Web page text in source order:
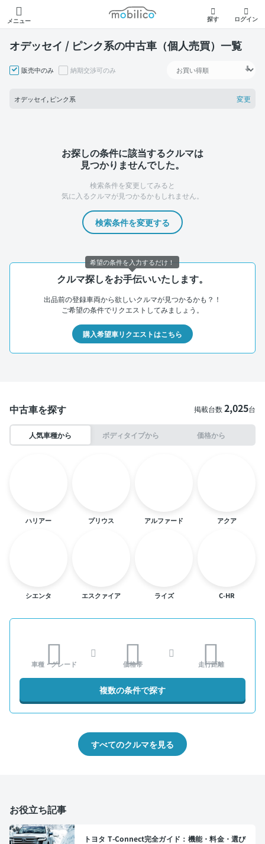
メニュー
モビリコ
探す ログイン
オデッセイ / ピンク系の中古車（個人売買）一覧
販売中のみ 納期交渉可のみ
オデッセイ, ピンク系 変更
お探しの条件に該当するクルマは
見つかりませんでした。
検索条件を変更してみると
気に入るクルマが見つかるかもしれません。
検索条件を変更する
クルマ探しをお手伝いいたします。
出品前の登録車両から欲しいクルマが見つかるかも？！
ご希望の条件でリクエストしてみましょう。
購入希望車リクエストはこちら
中古車を探す 掲載台数2,025台
人気車種から ボディタイプから 価格から
ハリアー プリウス アルファード アクア
シエンタ エスクァイア ライズ C-HR
車種・グレード 価格帯 走行距離
複数の条件で探す
すべてのクルマを見る
お役立ち記事
トヨタ T-Connect完全ガイド：機能・料金・選び
希望の条件を入力するだけ！